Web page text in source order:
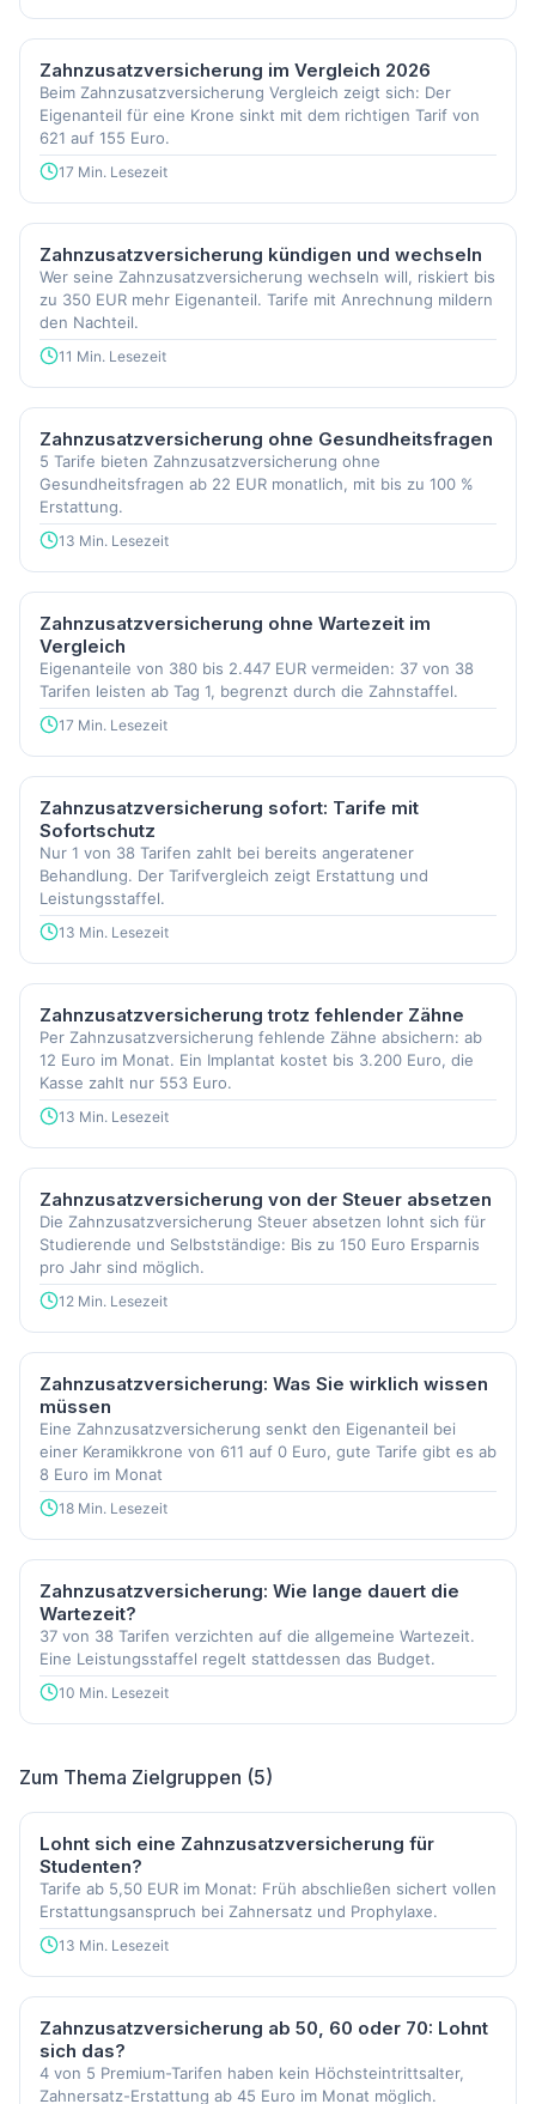
Zahnzusatzversicherung im Vergleich 2026
Beim Zahnzusatzversicherung Vergleich zeigt sich: Der
Eigenanteil für eine Krone sinkt mit dem richtigen Tarif von
621 auf 155 Euro.
17 Min. Lesezeit
Zahnzusatzversicherung kündigen und wechseln
Wer seine Zahnzusatzversicherung wechseln will, riskiert bis
zu 350 EUR mehr Eigenanteil. Tarife mit Anrechnung mildern
den Nachteil.
11 Min. Lesezeit
Zahnzusatzversicherung ohne Gesundheitsfragen
5 Tarife bieten Zahnzusatzversicherung ohne
Gesundheitsfragen ab 22 EUR monatlich, mit bis zu 100 %
Erstattung.
13 Min. Lesezeit
Zahnzusatzversicherung ohne Wartezeit im
Vergleich
Eigenanteile von 380 bis 2.447 EUR vermeiden: 37 von 38
Tarifen leisten ab Tag 1, begrenzt durch die Zahnstaffel.
17 Min. Lesezeit
Zahnzusatzversicherung sofort: Tarife mit
Sofortschutz
Nur 1 von 38 Tarifen zahlt bei bereits angeratener
Behandlung. Der Tarifvergleich zeigt Erstattung und
Leistungsstaffel.
13 Min. Lesezeit
Zahnzusatzversicherung trotz fehlender Zähne
Per Zahnzusatzversicherung fehlende Zähne absichern: ab
12 Euro im Monat. Ein Implantat kostet bis 3.200 Euro, die
Kasse zahlt nur 553 Euro.
13 Min. Lesezeit
Zahnzusatzversicherung von der Steuer absetzen
Die Zahnzusatzversicherung Steuer absetzen lohnt sich für
Studierende und Selbstständige: Bis zu 150 Euro Ersparnis
pro Jahr sind möglich.
12 Min. Lesezeit
Zahnzusatzversicherung: Was Sie wirklich wissen
müssen
Eine Zahnzusatzversicherung senkt den Eigenanteil bei
einer Keramikkrone von 611 auf 0 Euro, gute Tarife gibt es ab
8 Euro im Monat
18 Min. Lesezeit
Zahnzusatzversicherung: Wie lange dauert die
Wartezeit?
37 von 38 Tarifen verzichten auf die allgemeine Wartezeit.
Eine Leistungsstaffel regelt stattdessen das Budget.
10 Min. Lesezeit
Zum Thema Zielgruppen (5)
Lohnt sich eine Zahnzusatzversicherung für
Studenten?
Tarife ab 5,50 EUR im Monat: Früh abschließen sichert vollen
Erstattungsanspruch bei Zahnersatz und Prophylaxe.
13 Min. Lesezeit
Zahnzusatzversicherung ab 50, 60 oder 70: Lohnt
sich das?
4 von 5 Premium-Tarifen haben kein Höchsteintrittsalter,
Zahnersatz-Erstattung ab 45 Euro im Monat möglich.